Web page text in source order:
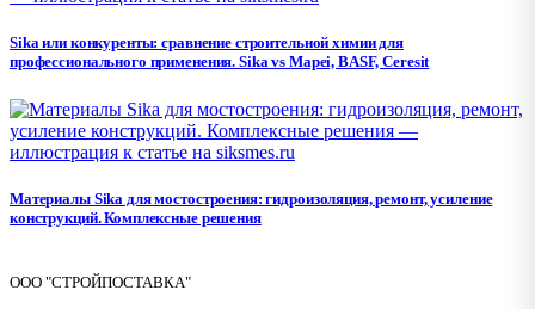
Sika или конкуренты: сравнение строительной химии для
профессионального применения. Sika vs Mapei, BASF, Ceresit
Материалы Sika для мостостроения: гидроизоляция, ремонт, усиление
конструкций. Комплексные решения
ООО "СТРОЙПОСТАВКА"